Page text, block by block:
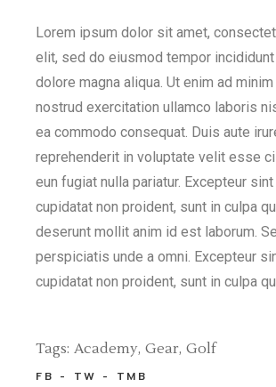
Lorem ipsum dolor sit amet,
elit, sed do eiusmod tempor
dolore magna aliqua. Ut enim ad
nostrud exercitation ullamco laboris
ea commodo consequat. Duis aute
reprehenderit in voluptate velit esse
eun fugiat nulla pariatur. Excepteur
cupidatat non proident, sunt in culpa
deserunt mollit anim id est laborum.
perspiciatis unde a omni. Excepteur
cupidatat non proident, sunt in culpa
Tags: Academy Gear Golf
FB TW TMB